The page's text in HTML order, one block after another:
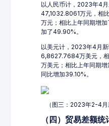
以人民币计，2023年4
47,1032.8061万元，相
万元；相比上年同期增
加了49.90%。
以美元计，2023年4月
6,8627.7684万美元，
万美元；相比上年同期
同比增加39.10%。
（图三：2023年2-4月
（四）贸易差额统